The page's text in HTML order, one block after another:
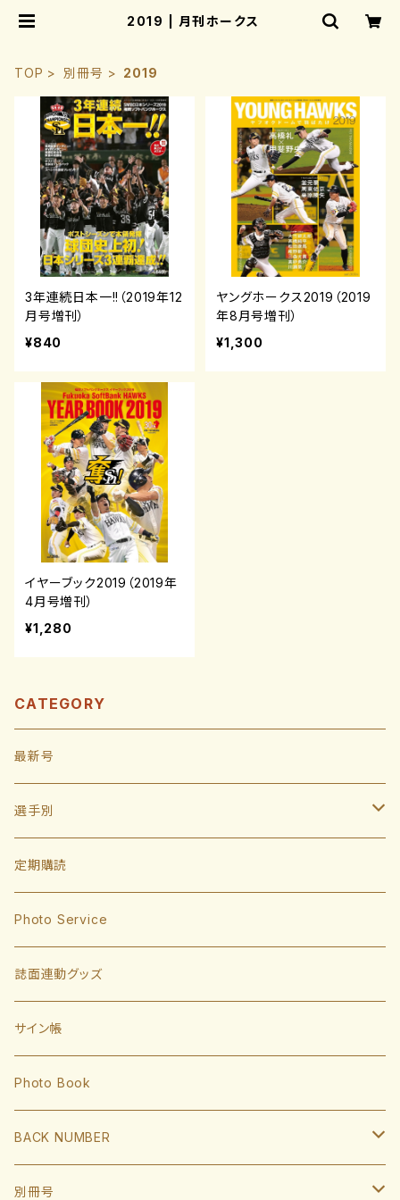
2019 | 月刊ホークス
TOP 別冊号 2019
3年連続日本一!!（2019年12
月号増刊）
¥840
ヤングホークス2019（2019
年8月号増刊）
¥1,300
イヤーブック2019（2019年
4月号増刊）
¥1,280
CATEGORY
最新号
選手別
投手
東浜巨
有原航平
捕手
甲斐拓也
海野隆司
内野手
川瀬晃
山川穂高
外野手
近藤健介
中村晃
監督・コーチ
小久保裕紀監督
斉藤和巳
定期購読
Photo Service
誌面連動グッズ
サイン帳
Photo Book
BACK NUMBER
2022
別冊号